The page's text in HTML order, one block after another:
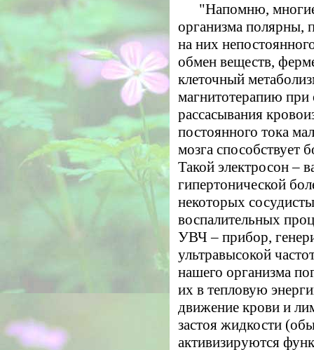
"Напомню,
организма полярны,
на них
обмен веществ,
клеточный
магнитотерапию при
рассасывания
постоянного тока
мозга способствует
Такой электросон –
гипертонической
некоторых
воспалительных
УВЧ – прибор,
ультравысокой
нашего организма
их в тепловую
движение крови и
застоя жидкости
активизируются